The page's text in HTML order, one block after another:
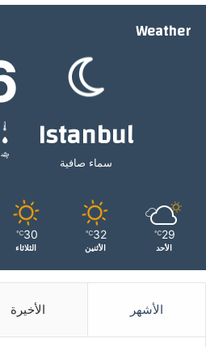
Weather
Istanbul
سماء صافية
29
℃
الأحد
32
℃
الأثنين
30
℃
الثلاثاء
الأشهر الأخيرة